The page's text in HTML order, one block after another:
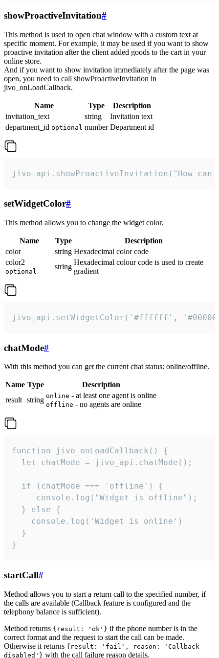
showProactiveInvitation#
This method is used to open chat window with a custom text at
specific moment. For example, it may be used if you want to show
proactive invitation after the client added goods to the cart in your
online store.
And if you want to show invitation immediately after the page was
open, you need to call showProactiveInvitation in
jivo_onLoadCallback.
Name Type
Description
invitation_text
string
Invitation text
department_id optional number Department id
jivo_api.showProactiveInvitation("How
setWidgetColor#
This method allows you to change the widget color.
Name Type
Description
color
string Hexadecimal color code
color2
optional
string
Hexadecimal colour code is used to create
gradient
jivo_api.setWidgetColor('#ffffff',
chatMode#
With this method you can get the current chat status: online/offline.
Name Type
Description
result string online - at least one agent is online
offline - no agents are online
function jivo_onLoadCallback() {
  let chatMode = jivo_api.chatMode();
  if (chatMode === 'offline') {
     console.log("Widget is offline");
  } else {
    console.log('Widget is online')
  }
}
startCall#
Method allows you to start a return call to the specified number, if
the calls are available (Callback feature is configured and the
telephony balance is sufficient).
Method returns {result: 'ok'} if the phone number is in the
correct format and the request to start the call can be made.
Otherwise it returns {result: 'fail', reason: 'Callback
disabled'} with the call failure reason details.